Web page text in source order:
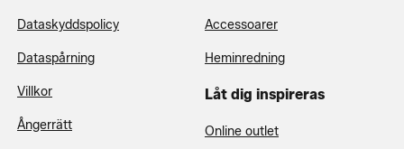
Dataskyddspolicy
Dataspårning
Villkor
Ångerrätt
Accessoarer
Heminredning
Låt dig inspireras
Online outlet